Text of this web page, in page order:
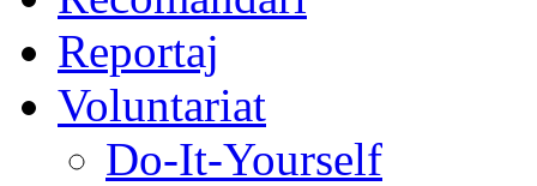
Reportaj
Voluntariat
Do-It-Yourself